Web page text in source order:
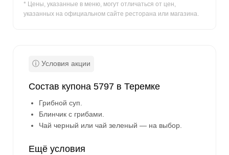
* Цены, указанные в меню, могут отличаться от цен,
указанных на официальном сайте ресторана или магазина.
Состав купона 5797 в Теремке
Грибной суп.
Блинчик с грибами.
Чай черный или чай зеленый — на выбор.
Ещё условия